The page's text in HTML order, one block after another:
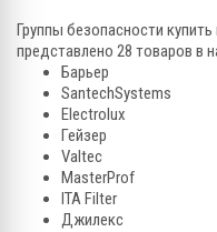
Группы безопасности
представлено 28 товаров в
Барьер
SantechSystems
Electrolux
Гейзер
Valtec
MasterProf
ITA Filter
Джилекс